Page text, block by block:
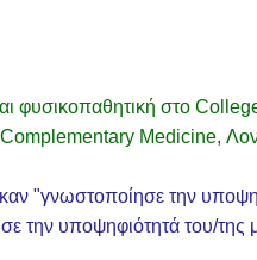
φυσικοπαθητική στο
Medicine,
"γνωστοποίησε την
την υποψηφιότητά του/